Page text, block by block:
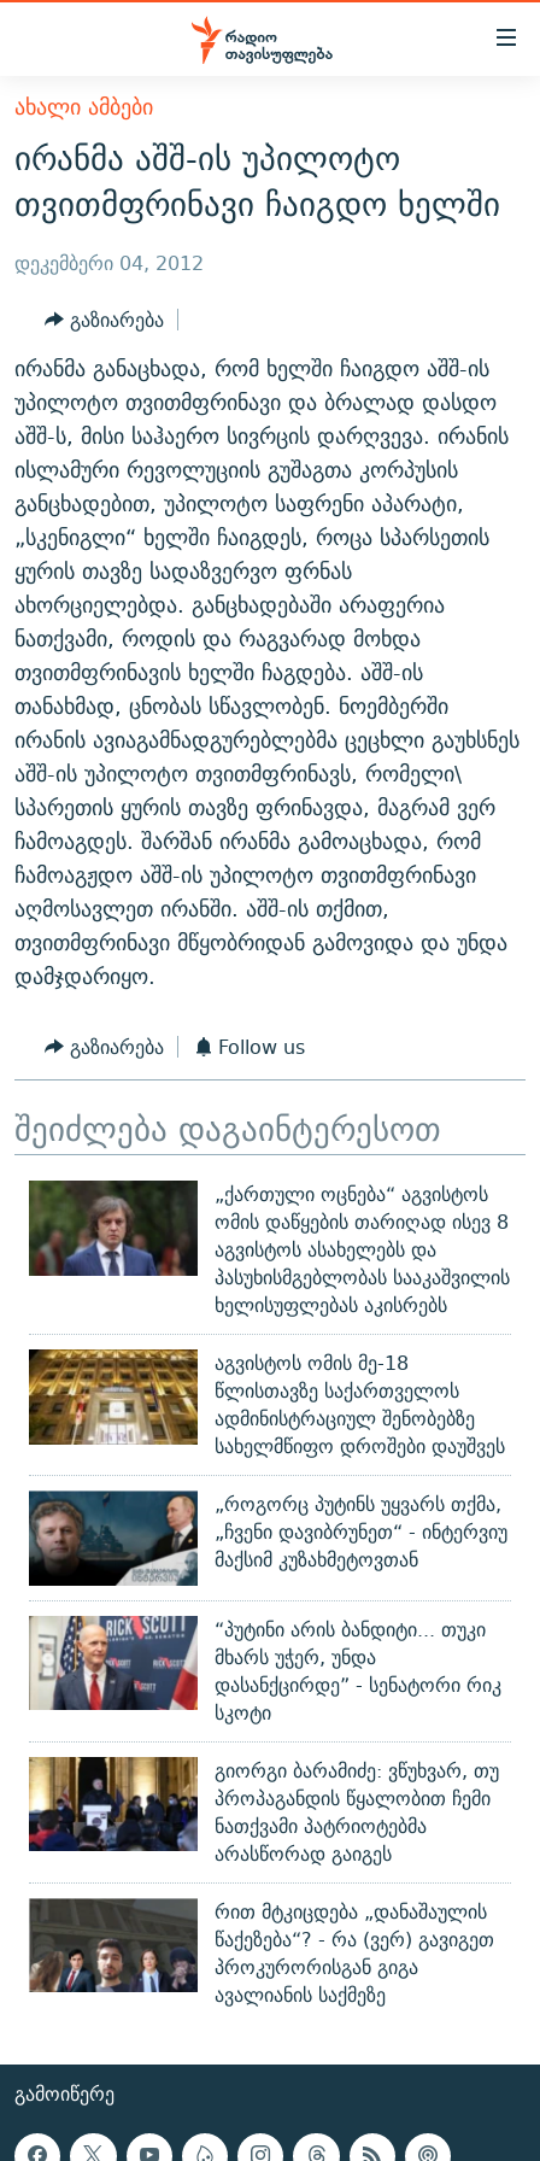
Accessibility
მთავარ
შინაარსზე
დაბრუნება
მთავარ
დაბრუნება
ძიებაზე
დაბრუნება
ᲐᲮᲐᲚᲘ ᲐᲛᲑᲔᲑᲘ
ᲗᲔᲛᲔᲑᲘ
ᲞᲝᲚᲘᲢᲘᲙᲐ
ᲔᲙᲝᲜᲝᲛᲘᲙᲐ
ᲡᲐᲖᲝᲒᲐᲓᲝᲔᲑᲐ
ᲡᲞᲝᲠᲢᲘ
ᲕᲘᲓᲔᲝ
ᲑᲚᲝᲒᲔᲑᲘ
ᲞᲝᲓᲙᲐᲡᲢᲔᲑᲘ
ᲜᲘᲙᲝᲡ ᲞᲝᲓᲙᲐᲡᲢᲘ
60 ᲓᲔᲪᲘᲑᲔᲚᲘ
ᲒᲐᲜᲙᲘᲗᲮᲕᲘᲡ ᲓᲦᲔ
ᲓᲘᲚᲘᲡ ᲡᲐᲣᲑᲠᲔᲑᲘ
ᲛᲝᲚᲐᲞᲐᲠᲐᲙᲔ ᲢᲔᲥᲡᲢᲔᲑᲘ
ᲨᲘᲜ - ᲣᲪᲮᲝᲔᲗᲨᲘ
ᲚᲘᲢᲔᲠᲐᲢᲣᲠᲣᲚᲘ ᲬᲐᲮᲜᲐᲒᲔᲑᲘ
ᲐᲛᲔᲠᲘᲙᲣᲚᲘ ᲛᲝᲗᲮᲠᲝᲑᲐ
ᲘᲛᲞᲔᲠᲘᲐ ᲓᲐ ᲠᲐᲓᲘᲝ
ᲗᲐᲕᲘᲡᲣᲤᲚᲔᲑᲘᲡ ᲛᲝᲜᲘᲢᲝᲠᲘ
ᲤᲔᲜᲝᲕᲐᲜᲘ - 2.10
ᲗᲥᲕᲔᲜᲘ ᲞᲣᲑᲚᲘᲙᲐᲪᲘᲔᲑᲘ
ᲞᲠᲝᲔᲥᲢᲔᲑᲘ
ᲣᲙᲠᲐᲘᲜᲐᲨᲘ ᲓᲐᲦᲣᲞᲣᲚᲘ ᲥᲐᲠᲗᲕᲔᲚᲘ ᲛᲔᲑᲠᲫᲝᲚᲔᲑᲘ - 2022
ᲓᲐᲛᲝᲣᲙᲘᲓᲔᲑᲚᲝᲑᲘᲡ 100 ᲬᲔᲚᲘ
ᲩᲔᲛᲘ ᲡᲘᲙᲕᲓᲘᲚᲘᲡ ᲛᲘᲖᲔᲖᲘᲐ COVID-19
11 ᲬᲔᲚᲘ - 11 ᲐᲛᲑᲐᲕᲘ
ᲡᲐᲞᲐᲠᲚᲐᲛᲔᲜᲢᲝ ᲐᲠᲩᲔᲕᲜᲔᲑᲘᲡ ᲘᲡᲢᲝᲠᲘᲐ
ᲑᲐᲕᲨᲕᲔᲑᲘ ᲞᲠᲝᲡᲢᲘᲢᲣᲪᲘᲐᲨᲘ - ᲐᲛᲝᲣᲗᲥᲛᲔᲚᲘ ᲐᲛᲑᲐᲕᲘ
5 ᲐᲛᲑᲐᲕᲘ - 20 ᲘᲕᲜᲘᲡᲡ ᲓᲐᲨᲐᲕᲔᲑᲣᲚᲔᲑᲘ
ᲐᲒᲕᲘᲡᲢᲝᲡ ᲝᲛᲘ
ПРИВЕТ ᲙᲣᲚᲢᲣᲠᲐ
ЭХО КАВКАЗА
ᲒᲐᲛᲝᲘᲬᲔᲠᲔ
რთე/რთ-ის ყველა საიტი
ᲐᲮᲐᲚᲘ ᲐᲛᲑᲔᲑᲘ
ირანმა აშშ-ის უპილოტო
თვითმფრინავი ჩაიგდო ხელში
დეკემბერი 04, 2012
გაზიარება
ირანმა განაცხადა, რომ ხელში ჩაიგდო აშშ-ის
უპილოტო თვითმფრინავი და ბრალად დასდო
აშშ-ს, მისი საჰაერო სივრცის დარღვევა. ირანის
ისლამური რევოლუციის გუშაგთა კორპუსის
განცხადებით, უპილოტო საფრენი აპარატი,
„სკენიგლი“ ხელში ჩაიგდეს, როცა სპარსეთის
ყურის თავზე სადაზვერვო ფრნას
ახორციელებდა. განცხადებაში არაფერია
ნათქვამი, როდის და რაგვარად მოხდა
თვითმფრინავის ხელში ჩაგდება. აშშ-ის
თანახმად, ცნობას სწავლობენ. ნოემბერში
ირანის ავიაგამნადგურებლებმა ცეცხლი გაუხსნეს
აშშ-ის უპილოტო თვითმფრინავს, რომელი\
სპარეთის ყურის თავზე ფრინავდა, მაგრამ ვერ
ჩამოაგდეს. შარშან ირანმა გამოაცხადა, რომ
ჩამოაგჟდო აშშ-ის უპილოტო თვითმფრინავი
აღმოსავლეთ ირანში. აშშ-ის თქმით,
თვითმფრინავი მწყობრიდან გამოვიდა და უნდა
დამჯდარიყო.
გაზიარება Follow us
შეიძლება დაგაინტერესოთ
„ქართული ოცნება“ აგვისტოს
ომის დაწყების თარიღად ისევ 8
აგვისტოს ასახელებს და
პასუხისმგებლობას სააკაშვილის
ხელისუფლებას აკისრებს
აგვისტოს ომის მე-18
წლისთავზე საქართველოს
ადმინისტრაციულ შენობებზე
სახელმწიფო დროშები დაუშვეს
„როგორც პუტინს უყვარს თქმა,
„ჩვენი დავიბრუნეთ“ - ინტერვიუ
მაქსიმ კუზახმეტოვთან
“პუტინი არის ბანდიტი... თუკი
მხარს უჭერ, უნდა
დასანქცირდე” - სენატორი რიკ
სკოტი
გიორგი ბარამიძე: ვწუხვარ, თუ
პროპაგანდის წყალობით ჩემი
ნათქვამი პატრიოტებმა
არასწორად გაიგეს
რით მტკიცდება „დანაშაულის
წაქეზება“? - რა (ვერ) გავიგეთ
პროკურორისგან გიგა
ავალიანის საქმეზე
ᲒᲐᲛᲝᲘᲬᲔᲠᲔ